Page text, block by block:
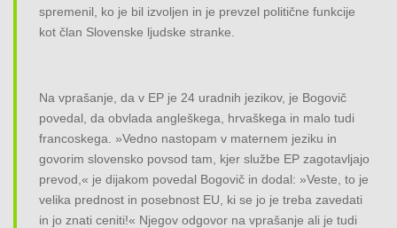
spremenil, ko je bil izvoljen in je prevzel politične funkcije
kot član Slovenske ljudske stranke.
Na vprašanje, da v EP je 24 uradnih jezikov, je Bogovič
povedal, da obvlada angleškega, hrvaškega in malo tudi
francoskega. »Vedno nastopam v maternem jeziku in
govorim slovensko povsod tam, kjer službe EP zagotavljajo
prevod,« je dijakom povedal Bogovič in dodal: »Veste, to je
velika prednost in posebnost EU, ki se jo je treba zavedati
in jo znati ceniti!« Njegov odgovor na vprašanje ali je tudi